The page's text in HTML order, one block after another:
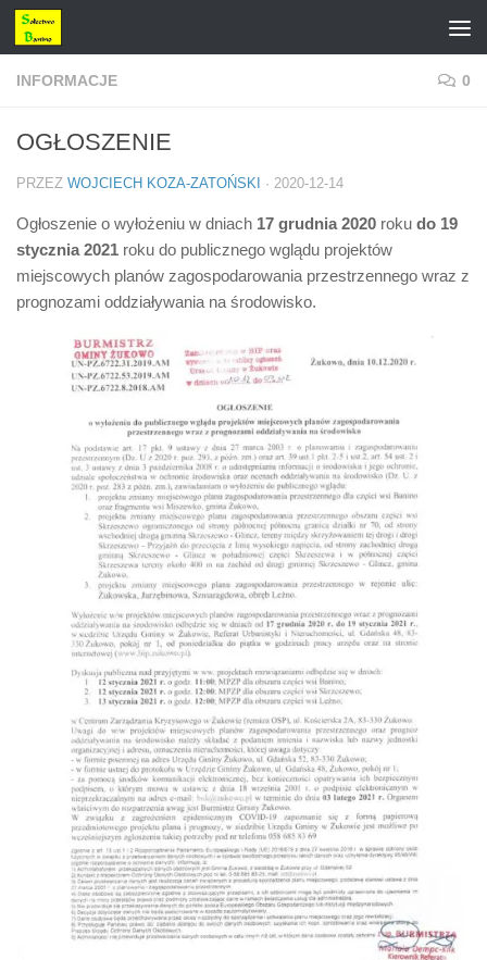
Przejdź do treści
INFORMACJE 0
OGŁOSZENIE
PRZEZ WOJCIECH KOZA-ZATOŃSKI · 2020-12-14
Ogłoszenie o wyłożeniu w dniach 17 grudnia 2020 roku do 19
stycznia 2021 roku do publicznego wglądu projektów
miejscowych planów zagospodarowania przestrzennego wraz z
prognozami oddziaływania na środowisko.